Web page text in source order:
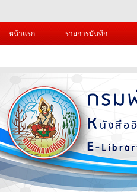
หน้าแรก
รายการบันทึก